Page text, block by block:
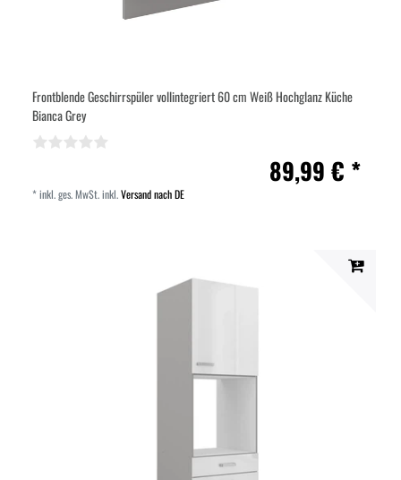
Frontblende Geschirrspüler vollintegriert 60 cm Weiß Hochglanz Küche
Bianca Grey
89,99 € *
*inkl. ges. MwSt.inkl.Versand nach DE